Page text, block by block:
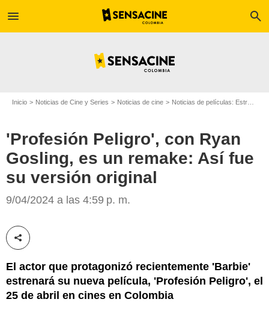
menu search
Inicio Noticias de Cine y Series Noticias de cine Noticias de películas: Estreno de película
'Profesión Peligro', con Ryan
Gosling, es un remake: Así fue
su versión original
9/04/2024 a las 4:59 p. m.
Compartir esta noticia
El actor que protagonizó recientemente 'Barbie'
estrenará su nueva película, 'Profesión Peligro', el
25 de abril en cines en Colombia
Universal Pictures